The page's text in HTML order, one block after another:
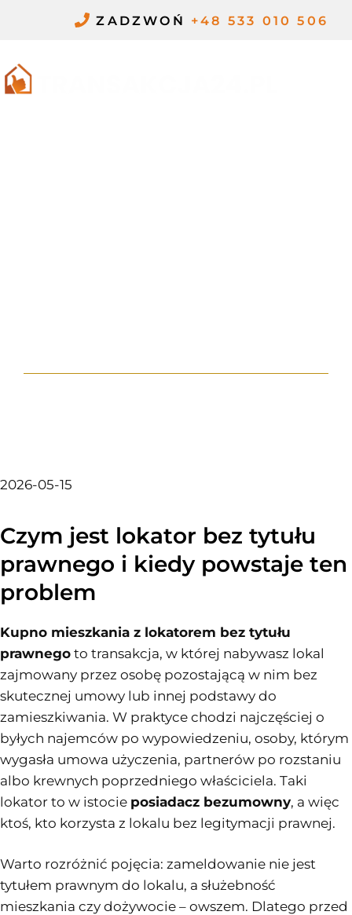
ZADZWOŃ +48 533 010 506
2026-05-15
Czym jest lokator bez tytułu
prawnego i kiedy powstaje ten
problem
Kupno mieszkania z lokatorem bez tytułu
prawnego to transakcja, w której nabywasz lokal
zajmowany przez osobę pozostającą w nim bez
skutecznej umowy lub innej podstawy do
zamieszkiwania. W praktyce chodzi najczęściej o
byłych najemców po wypowiedzeniu, osoby, którym
wygasła umowa użyczenia, partnerów po rozstaniu
albo krewnych poprzedniego właściciela. Taki
lokator to w istocie posiadacz bezumowny, a więc
ktoś, kto korzysta z lokalu bez legitymacji prawnej.
Warto rozróżnić pojęcia: zameldowanie nie jest
tytułem prawnym do lokalu, a służebność
mieszkania czy dożywocie – owszem. Dlatego przed